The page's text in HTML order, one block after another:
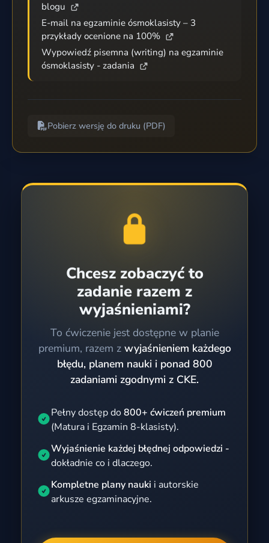
blogu
E-mail na egzaminie ósmoklasisty – 3
przykłady ocenione na 100%
Wypowiedź pisemna (writing) na egzaminie
ósmoklasisty - zadania
Pobierz wersję do druku (PDF)
Chcesz zobaczyć to
zadanie razem z
wyjaśnieniami?
To ćwiczenie jest dostępne w planie
premium, razem z wyjaśnieniem każdego
błędu, planem nauki i ponad 800
zadaniami zgodnymi z CKE.
Pełny dostęp do800+ ćwiczeń premium
(Matura i Egzamin 8-klasisty).
Wyjaśnienie każdej błędnej odpowiedzi -
dokładnie co i dlaczego.
Kompletne plany nauki i autorskie
arkusze egzaminacyjne.